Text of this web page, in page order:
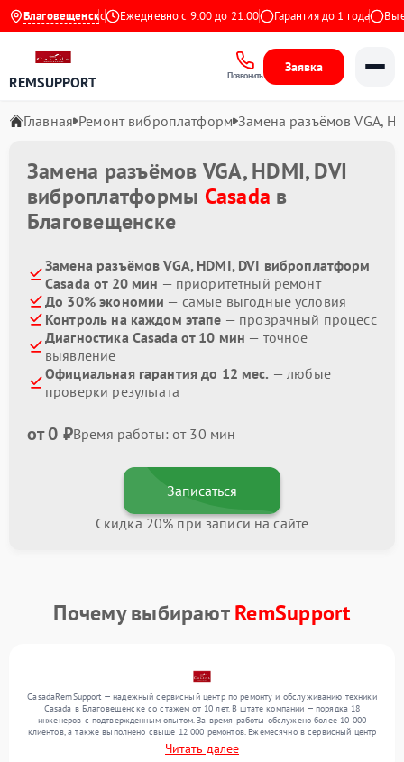
Благовещенск
4.9 на Яндекс Ежедневно с 9:00 до 21:00 Гарантия до 1 года Выезд
REMSUPPORT Позвонить
Заявка
Главная Ремонт виброплатформ Замена разъёмов VGA,
Замена разъёмов VGA, HDMI, DVI
виброплатформы Casada в
Благовещенске
Замена разъёмов VGA, HDMI, DVI виброплатформ
Casada от 20 мин — приоритетный ремонт
До 30% экономии — самые выгодные условия
Контроль на каждом этапе — прозрачный процесс
Диагностика Casada от 10 мин — точное
выявление
Официальная гарантия до 12 мес. — любые
проверки результата
от 0 ₽Время работы: от 30 мин
Записаться
Скидка 20% при записи на сайте
Почему выбираютRemSupport
CasadaRemSupport — надежный сервисный центр по ремонту и обслуживанию техники
Casada в Благовещенске со стажем от 10 лет. В штате компании — порядка 18
инженеров с подтвержденным опытом. За время работы обслужено более 10 000
клиентов, а также выполнено свыше 12 000 ремонтов. Ежемесячно в сервисный центр
поступает свыше 300 единиц техники, включая , , . Мы выполняем ремонт различного
уровня сложности и поддерживаем высокий стандарт качества благодаря опыту
Читать далее